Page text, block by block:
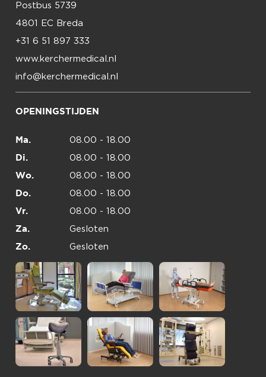
Postbus 5739
4801 EC Breda
+31 6 51 897 333
www.kerchermedical.nl
info@kerchermedical.nl
OPENINGSTIJDEN
Ma. 08.00 - 18.00
Di. 08.00 - 18.00
Wo. 08.00 - 18.00
Do. 08.00 - 18.00
Vr. 08.00 - 18.00
Za. Gesloten
Zo. Gesloten